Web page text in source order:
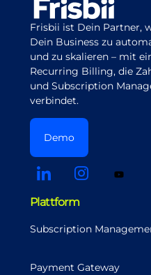
Frisbii ist Dein Partner,
Dein Business zu
und zu skalieren – mit
Recurring Billing, die
und Subscription
verbindet.
Demo
Plattform
Subscription
Payment Gateway